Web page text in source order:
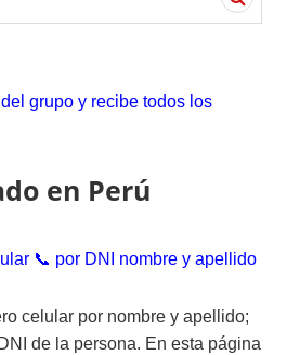
grupo y recibe todos los
en Perú
📞 por DNI nombre y apellido
celular por nombre y apellido;
de la persona. En esta página